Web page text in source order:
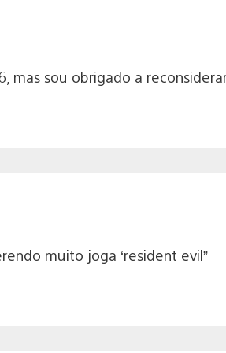
mas sou obrigado a
muito joga ‘resident evil”